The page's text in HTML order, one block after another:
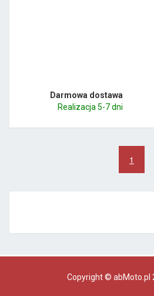
Darmowa dostawa
Realizacja 5-7 dni
1
Copyright © abMoto.pl